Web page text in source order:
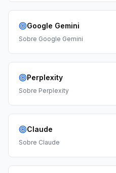
Google Gemini
Sobre Google Gemini
Perplexity
Sobre Perplexity
Claude
Sobre Claude